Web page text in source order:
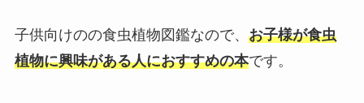
子供向けのの食虫植物図鑑なので、 お子様が食虫
植物に興味がある人におすすめの本です。